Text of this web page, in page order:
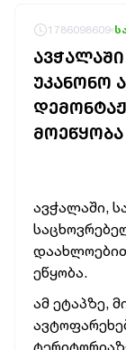
1786098609
ᲐᲕᲭᲐᲚᲐᲨᲘ
ᲣᲙᲐᲜᲝᲜᲝ
ᲛᲝᲔᲬᲧᲝᲑᲐ
ავჭალაში,
ეწყობა.
ამ ეტაპზე,